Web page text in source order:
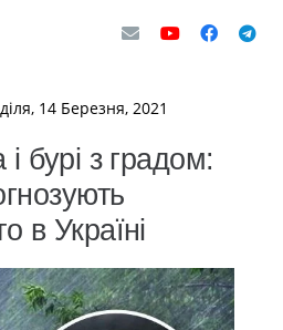
14 Березня, 2021
бурі з градом:
в Україні